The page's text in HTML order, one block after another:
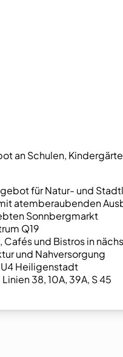
an Schulen,
für Natur- und
atemberaubenden
Sonnbergmarkt
Q19
Cafés und Bistros in
und Nahversorgung
Heiligenstadt
38, 10A, 39A, S 45